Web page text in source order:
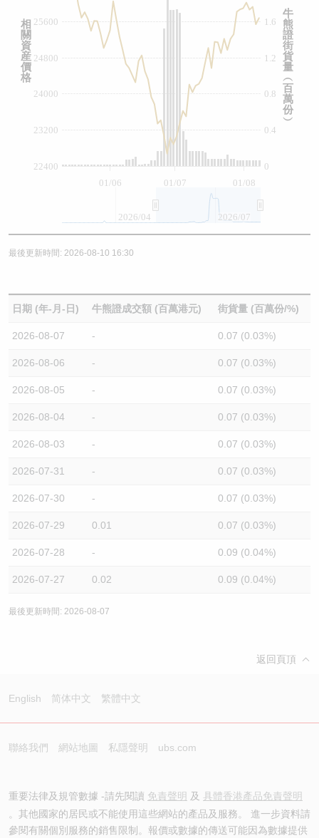
01/07
01/06 01/08
0
0.4
0.8
1.2
1.6
22400
23200
24000
24800
25600
2026/04 2026/07
牛
熊
證
街
貨
量
︵
百
萬
份
︶
相
關
資
産
價
格
最後更新時間: 2026-08-10 16:30
日期 (年-月-日) 牛熊證成交額 (百萬港元) 街貨量 (百萬份/%)
2026-08-07 - 0.07 (0.03%)
2026-08-06 - 0.07 (0.03%)
2026-08-05 - 0.07 (0.03%)
2026-08-04 - 0.07 (0.03%)
2026-08-03 - 0.07 (0.03%)
2026-07-31 - 0.07 (0.03%)
2026-07-30 - 0.07 (0.03%)
2026-07-29 0.01 0.07 (0.03%)
2026-07-28 - 0.09 (0.04%)
2026-07-27 0.02 0.09 (0.04%)
最後更新時間: 2026-08-07
返回頁頂
English 简体中文 繁體中文
聯絡我們 網站地圖 私隱聲明 ubs.com
重要法律及規管數據 -請先閱讀 免責聲明 及 具體香港產品免責聲明
。其他國家的居民或不能使用這些網站的產品及服務。 進一步資料請
參閱有關個別服務的銷售限制。報價或數據的傳送可能因為數據提供
牛熊證文件及公告
牛熊證文件及公告 (瑞信)
收市競價變化